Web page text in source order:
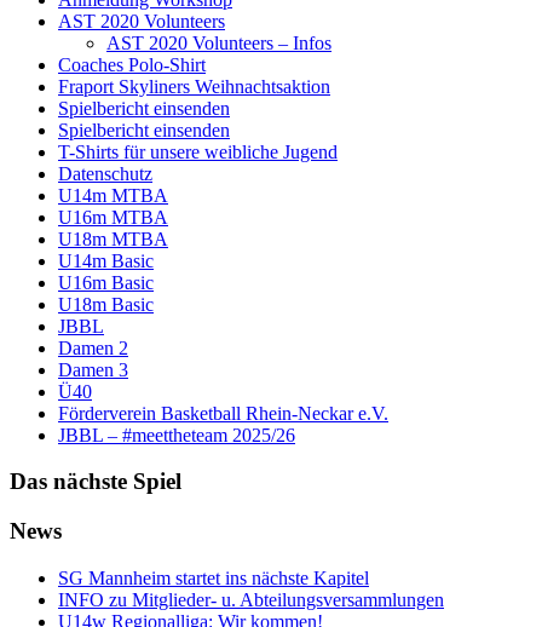
AST 2020 Volunteers
AST 2020 Volunteers – Infos
Coaches Polo-Shirt
Fraport Skyliners Weihnachtsaktion
Spielbericht einsenden
Spielbericht einsenden
T-Shirts für unsere weibliche Jugend
Datenschutz
U14m MTBA
U16m MTBA
U18m MTBA
U14m Basic
U16m Basic
U18m Basic
JBBL
Damen 2
Damen 3
Ü40
Förderverein Basketball Rhein-Neckar e.V.
JBBL – #meettheteam 2025/26
Das nächste Spiel
News
SG Mannheim startet ins nächste Kapitel
INFO zu Mitglieder- u. Abteilungsversammlungen
U14w Regionalliga: Wir kommen!